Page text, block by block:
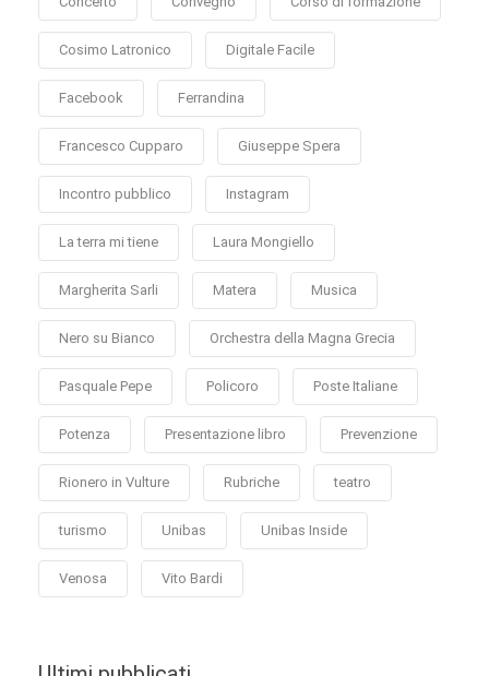
Cosimo Latronico Digitale Facile
Facebook Ferrandina
Francesco Cupparo Giuseppe Spera
Incontro pubblico Instagram
La terra mi tiene Laura Mongiello
Margherita Sarli Matera Musica
Nero su Bianco Orchestra della Magna Grecia
Pasquale Pepe Policoro Poste Italiane
Potenza Presentazione libro Prevenzione
Rionero in Vulture Rubriche teatro
turismo Unibas Unibas Inside
Venosa Vito Bardi